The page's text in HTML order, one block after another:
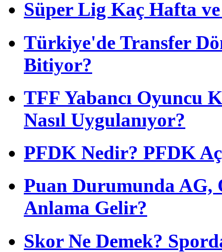
Süper Lig Kaç Hafta
Türkiye'de Transfer
Bitiyor?
TFF Yabancı Oyuncu
Nasıl Uygulanıyor?
PFDK Nedir? PFDK
Puan Durumunda AG,
Anlama Gelir?
Skor Ne Demek?